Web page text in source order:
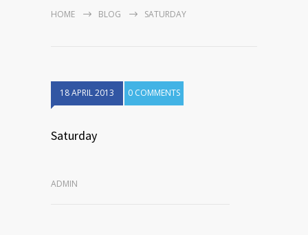
HOME BLOG SATURDAY
18 APRIL 2013 0 COMMENTS
Saturday
ADMIN